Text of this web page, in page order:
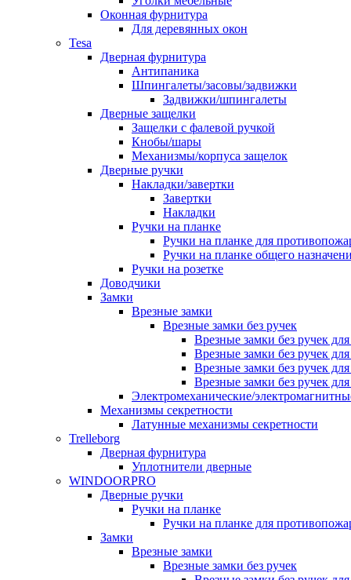
Оконная фурнитура
Для деревянных окон
Tesa
Дверная фурнитура
Антипаника
Шпингалеты/засовы/задвижки
Задвижки/шпингалеты
Дверные защелки
Защелки с фалевой ручкой
Кнобы/шары
Механизмы/корпуса защелок
Дверные ручки
Накладки/завертки
Завертки
Накладки
Ручки на планке
Ручки на планке для
Ручки на планке общего
Ручки на розетке
Доводчики
Замки
Врезные замки
Врезные замки без ручек
Врезные замки без ручек
Врезные замки без ручек
Врезные замки без ручек
Врезные замки без ручек
Электромеханические/
Механизмы секретности
Латунные механизмы секретности
Trelleborg
Дверная фурнитура
Уплотнители дверные
WINDOORPRO
Дверные ручки
Ручки на планке
Ручки на планке для
Замки
Врезные замки
Врезные замки без ручек